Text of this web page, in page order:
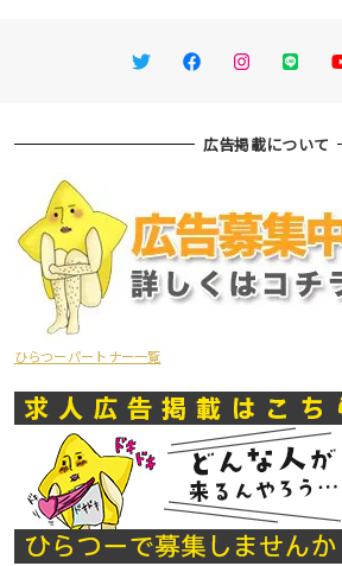
TwitterFacebookInstagram
LINE
広告掲載について
ひらつーパートナー一覧